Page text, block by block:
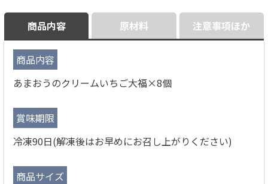
商品内容
商品内容
あまおうのクリームいちご大福×8個
賞味期限
冷凍90日(解凍後はお早めにお召し上がりください)
商品サイズ
原材料 注意事項ほか